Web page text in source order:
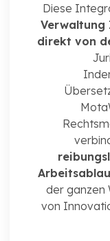
Diese
Verwaltung
direkt von
der ganzen
von